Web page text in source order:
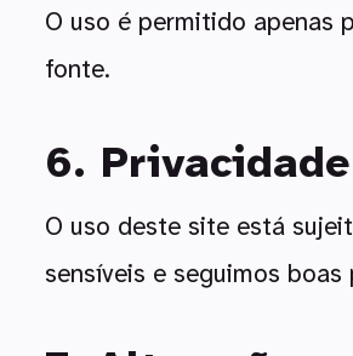
O uso é permitido apenas
fonte.
6.
O uso deste site está
sensíveis e seguimos